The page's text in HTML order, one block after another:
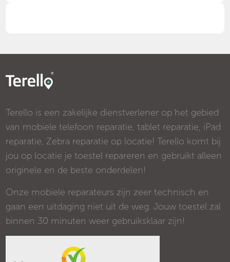
Terello is een zakelijke dienstverlener op het gebied
van mobiele telefoon reparatie, tablet reparatie, iPad
reparatie, Zebra reparatie op locatie! Terello komt bij
jou op locatie je toestel repareren en gebruikt alleen
originele en de beste onderdelen!
Onze mobiele reparateurs zijn zeer technisch en
gaan een uitdaging niet uit de weg. Jouw toestel zal
binnen 30 minuten weer gebruiksklaar zijn!